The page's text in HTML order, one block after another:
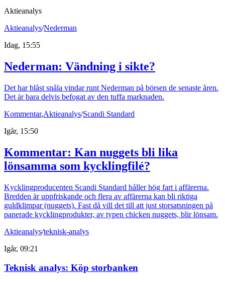
Aktieanalys
Aktieanalys/Nederman
Idag, 15:55
Nederman: Vändning i sikte?
Det har blåst snåla vindar runt Nederman på börsen de senaste åren.
Det är bara delvis befogat av den tuffa marknaden.
Kommentar,Aktieanalys/Scandi Standard
Igår, 15:50
Kommentar: Kan nuggets bli lika
lönsamma som kycklingfilé?
Kycklingproducenten Scandi Standard håller hög fart i affärerna.
Bredden är uppfriskande och flera av affärerna kan bli riktiga
guldklimpar (nuggets). Fast då vill det till att just storsatsningen på
panerade kycklingprodukter, av typen chicken nuggets, blir lönsam.
Aktieanalys/teknisk-analys
Igår, 09:21
Teknisk analys: Köp storbanken